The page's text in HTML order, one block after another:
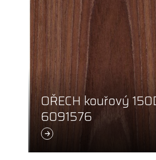
OŘECH kouřový
6091576